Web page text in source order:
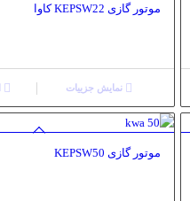
موتور گازی KEPSW22 کاوا
نمایش جزییات
موتور گازی KEPSW50